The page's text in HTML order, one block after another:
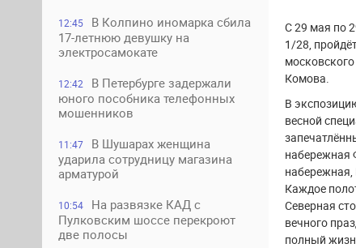
12:45
В Колпино иномарка сбила
17-летнюю девушку на
электросамокате
12:42
В Петербурге задержали
юного пособника телефонных
мошенников
11:47
В Шушарах женщина
ударила сотрудницу магазина
арматурой
10:54
На развязке КАД с
Пулковским шоссе перекроют
две полосы
С 29 мая по
1/28,
Комова.
В
весной
набережная
набережная,
Каждое
Северная
вечного
полный